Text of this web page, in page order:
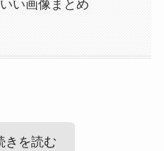
い画像まとめ
きを読む